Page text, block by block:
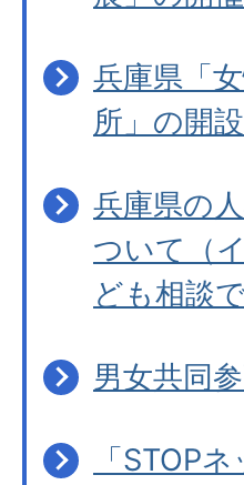
兵庫県「
所」の開
兵庫県の
ついて（
ども相談
男女共同
「STOP